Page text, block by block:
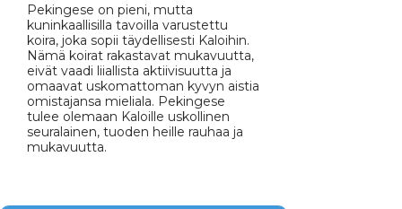
Pekingese on pieni, mutta
kuninkaallisilla tavoilla varustettu
koira, joka sopii täydellisesti Kaloihin.
Nämä koirat rakastavat mukavuutta,
eivät vaadi liiallista aktiivisuutta ja
omaavat uskomattoman kyvyn aistia
omistajansa mieliala. Pekingese
tulee olemaan Kaloille uskollinen
seuralainen, tuoden heille rauhaa ja
mukavuutta.